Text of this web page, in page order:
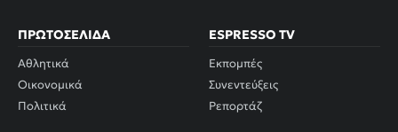
ΠΡΩΤΟΣΈΛΙΔΑ
Αθλητικά
Οικονομικά
Πολιτικά
ESPRESSO TV
Εκπομπές
Συνεντεύξεις
Ρεπορτάζ